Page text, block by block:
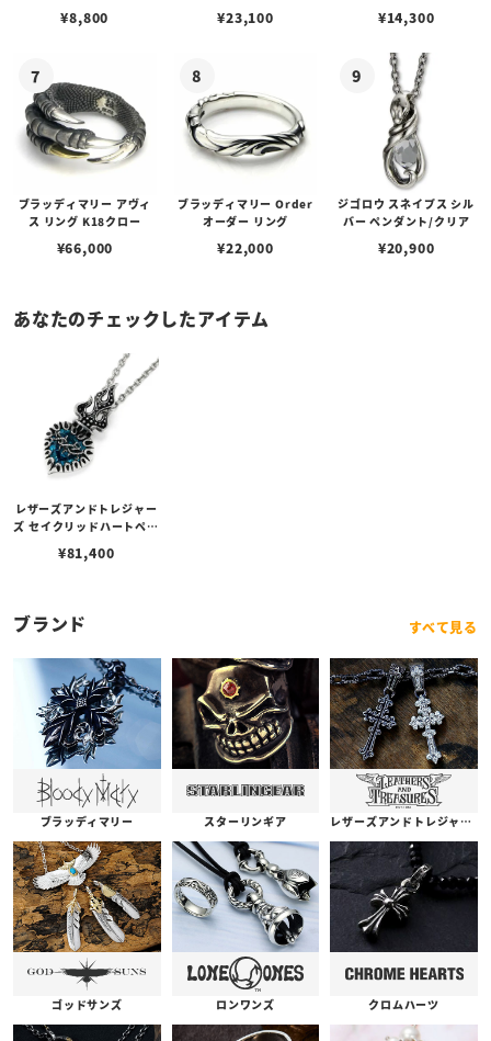
¥8,800 ¥23,100 ¥14,300
ブラッディマリー アヴィ
ス リング K18クロー
¥66,000
ブラッディマリー Order
オーダー リング
¥22,000
ジゴロウ スネイプス シル
バー ペンダント/クリア
¥20,900
あなたのチェックしたアイテム
レザーズアンドトレジャー
ズ セイクリッドハートペン
（ブルー）（トップのみ）
¥81,400
ブランド すべて見る
ブラッディマリー スターリンギア レザーズアンドトレジャーズ
ゴッドサンズ ロンワンズ クロムハーツ